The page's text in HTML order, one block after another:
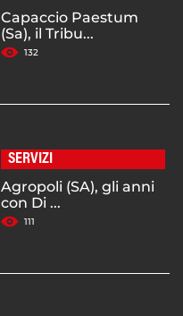
Capaccio Paestum
(Sa), il Tribu...
132
SERVIZI
Agropoli (SA), gli anni
con Di ...
111